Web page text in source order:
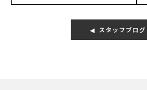
スタッフブロ